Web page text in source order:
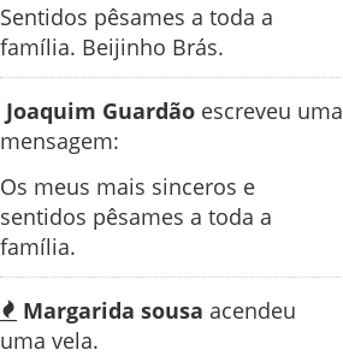
Sentidos pêsames a toda a
família. Beijinho Brás.
Joaquim Guardão escreveu uma
mensagem:
Os meus mais sinceros e
sentidos pêsames a toda a
família.
Margarida sousa acendeu
uma vela.